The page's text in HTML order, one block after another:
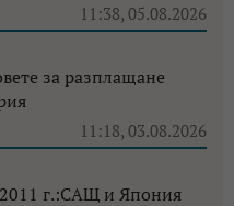
11:38, 05.08.2026
за разплащане
11:18, 03.08.2026
2011 г.:САЩ и Япония